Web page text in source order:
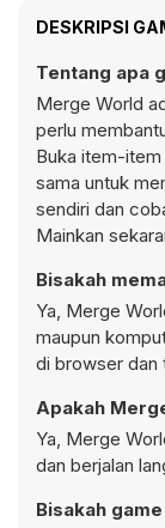
DESKRIPSI
Tentang apa
Merge World
perlu
Buka item-
sama untuk
sendiri dan
Mainkan
Bisakah
Ya, Merge
maupun
di browser dan
Apakah
Ya, Merge
dan berjalan
Bisakah